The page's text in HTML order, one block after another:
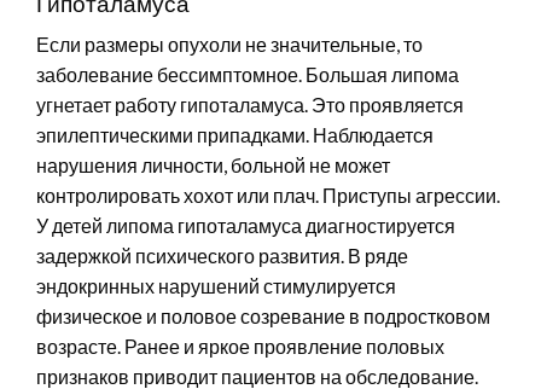
Если размеры опухоли не значительные, то
заболевание бессимптомное. Большая липома
угнетает работу гипоталамуса. Это проявляется
эпилептическими припадками. Наблюдается
нарушения личности, больной не может
контролировать хохот или плач. Приступы агрессии.
У детей липома гипоталамуса диагностируется
задержкой психического развития. В ряде
эндокринных нарушений стимулируется
физическое и половое созревание в подростковом
возрасте. Ранее и яркое проявление половых
признаков приводит пациентов на обследование.